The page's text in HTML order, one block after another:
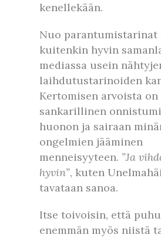
kenellekään.
Nuo parantumistarinat
kuitenkin hyvin
mediassa usein
laihdutustarinoiden
Kertomisen arvoista on
sankarillinen
huonon ja sairaan
ongelmien jääminen
menneisyyteen. ”Ja
hyvin”, kuten
tavataan sanoa.
Itse toivoisin, että
enemmän myös niistä